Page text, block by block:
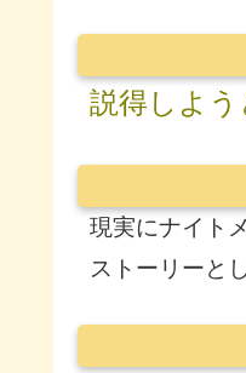
説得しよ
現実にナイト
ストーリーと